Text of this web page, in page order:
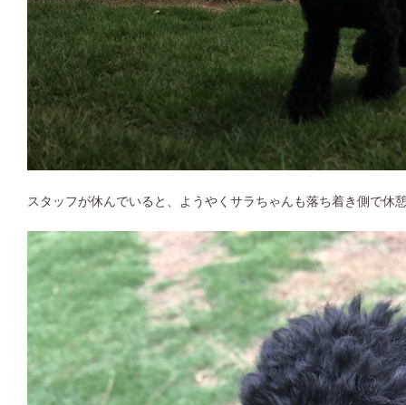
スタッフが休んでいると、ようやくサラちゃんも落ち着き側で休